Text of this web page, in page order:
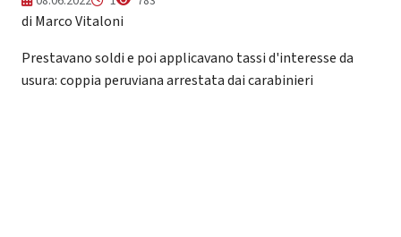
di Marco Vitaloni
Prestavano soldi e poi applicavano tassi d'interesse da
usura: coppia peruviana arrestata dai carabinieri